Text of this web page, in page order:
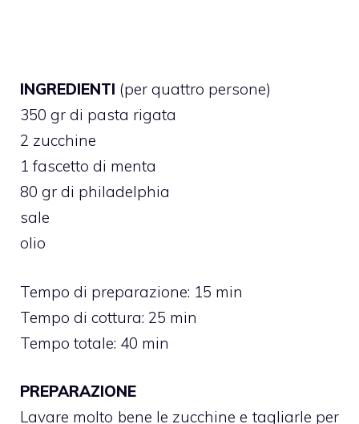
INGREDIENTI (per quattro persone)
350 gr di pasta rigata
2 zucchine
1 fascetto di menta
80 gr di philadelphia
sale
olio
Tempo di preparazione: 15 min
Tempo di cottura: 25 min
Tempo totale: 40 min
PREPARAZIONE
Lavare molto bene le zucchine e tagliarle per